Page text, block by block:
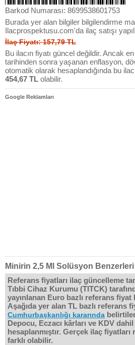
Barkod Numarası: 8699538601753
Burada yer alan bilgiler bilgilendirme
Ilacprospektusu.com'da ilaç satışı
İlaç Fiyatı: 157,79 TL
Bu ilacın fiyatı güncel değildir. Ancak
tarihinden sonra yaşanan enflasyon,
otomatik olarak hesaplandığında bu
454,67 TL olabilir.
Google Reklamları
Minirin 2,5 Ml Solüsyon Benzerleri
Referans fiyatları ilaç güncelleme
Tıbbi Cihaz Kurumu (TITCK)
yayınlanan Euro bazlı referans fiyat
Aşağıda yer alan TL bazlı referans
Cumhurbaşkanlığı kararında
Depocu, Eczacı kârları ve KDV
hesaplanmıştır. Gerçek ilaç
farklı olabilir.